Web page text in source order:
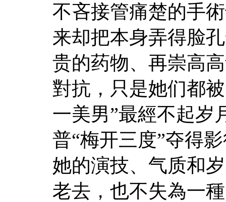
不吝接管痛楚的手
来却把本身弄得脸
贵的药物、再崇高
對抗，只是她们都
一美男”最經不起岁
普“梅开三度”夺得
她的演技、气质和
老去，也不失為一